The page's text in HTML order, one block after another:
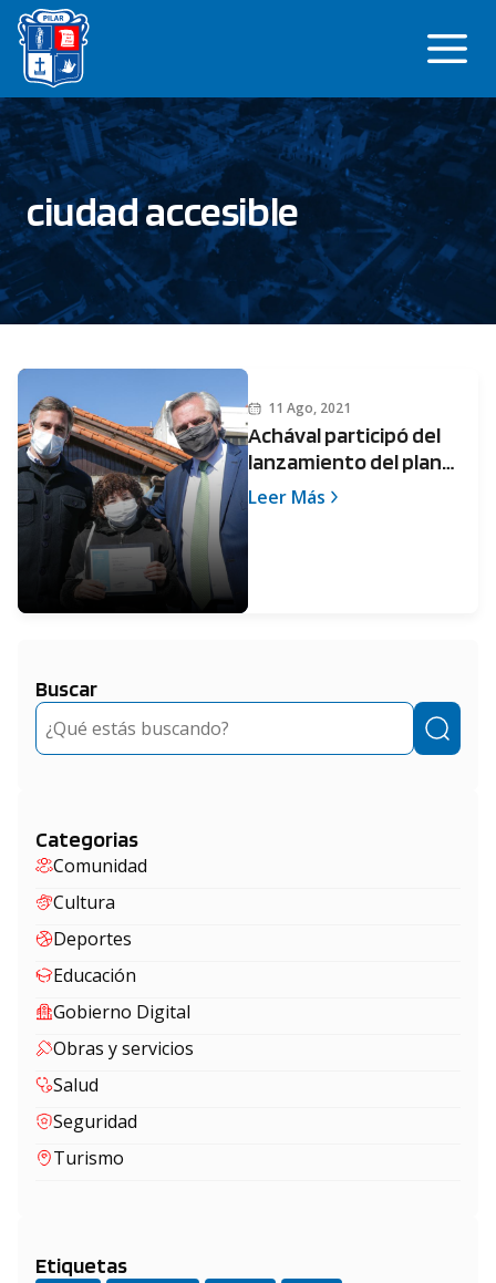
Saltar
contenido
ciudad accesible
11 Ago, 2021
Achával participó del
lanzamiento del plan
AccesAR junto a Alberto
Leer Más
Buscar
Buscar
Categorias
Comunidad
Cultura
Deportes
Educación
Gobierno Digital
Obras y servicios
Salud
Seguridad
Turismo
Etiquetas